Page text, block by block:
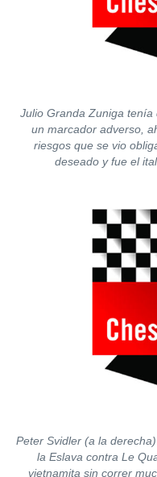
Julio Granda Zuniga
un marcador adverso,
riesgos que se vio
deseado y fue el
Peter Svidler (a la
la Eslava contra Le
vietnamita sin correr